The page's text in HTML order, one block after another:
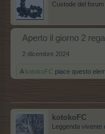
Custode del forum
Aperto il giorno 2
2 dicembre 2024
A kotokoFC piace questo
kotokoFC
Leggenda vivente